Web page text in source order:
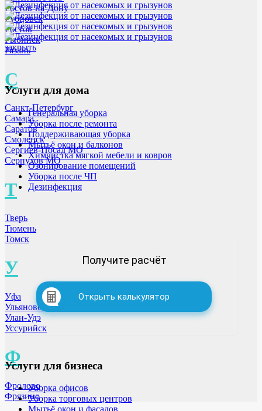
Ростов-на-Дону
Рубцовск
Ростов
Рыбинск
Рязань
С
Санкт-Петербург
Самара
Саратов
Смоленск
Сергиев-Посад МО
Серпухов МО
Т
Тверь
Тюмень
Томск
У
Уфа
Ульяновск
Улан-Удэ
Уссурийск
Ф
Фролово
Фрязино
закрыть
Услуги для дома
Генеральная уборка
Уборка после ремонта
Поддерживающая уборка
Мытьё окон и балконов
Химчистка мягкой мебели и ковров
Озонирование помещений
Уборка после ЧП
Дезинфекция
Получите расчёт
Открыть калькулятор
Услуги для бизнеса
Уборка офисов
Уборка торговых центров